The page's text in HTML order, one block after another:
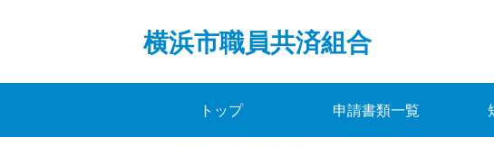
横浜市職員共済組合
トップ 申請書類一覧